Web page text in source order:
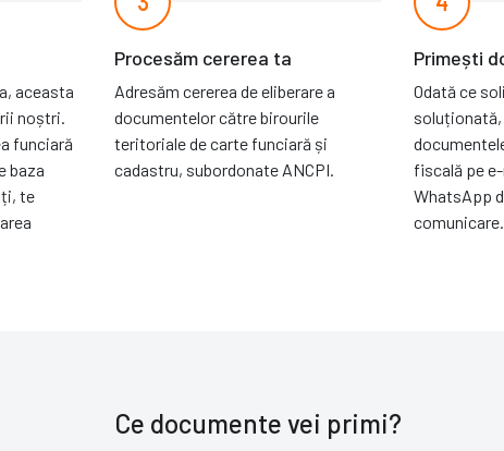
aceasta
noștri.
funciară
baza
te
Procesăm cererea ta
Adresăm cererea de eliberare a
documentelor către birourile
teritoriale de carte funciară și
cadastru, subordonate ANCPI.
Primești
Odată ce
fiscală pe
WhatsApp
comunicare.
Ce documente vei primi?